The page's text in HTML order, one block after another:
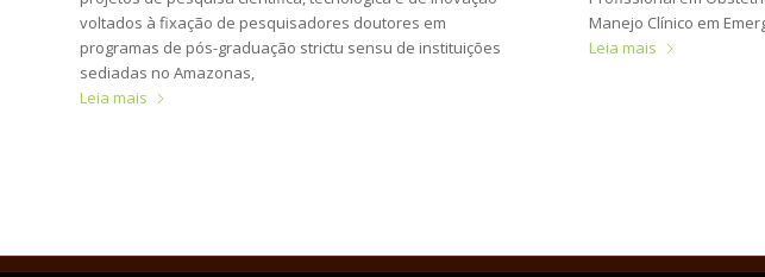
voltados à fixação de pesquisadores doutores em
programas de pós-graduação strictu sensu de instituições
sediadas no Amazonas,
Leia mais
Manejo Clínico em
Leia mais